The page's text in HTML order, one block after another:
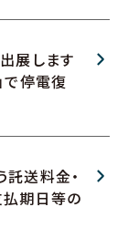
展します
で停電復
送料金・
期日等の